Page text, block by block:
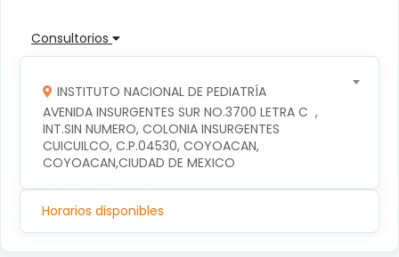
Consultorios
INSTITUTO NACIONAL DE PEDIATRÍA
AVENIDA INSURGENTES SUR NO.3700 LETRA C  ,
INT.SIN NUMERO, COLONIA INSURGENTES
CUICUILCO, C.P.04530, COYOACAN,
COYOACAN,CIUDAD DE MEXICO
Horarios disponibles